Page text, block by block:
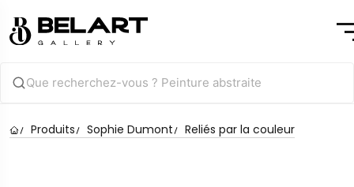
Produits Sophie Dumont Reliés par la couleur